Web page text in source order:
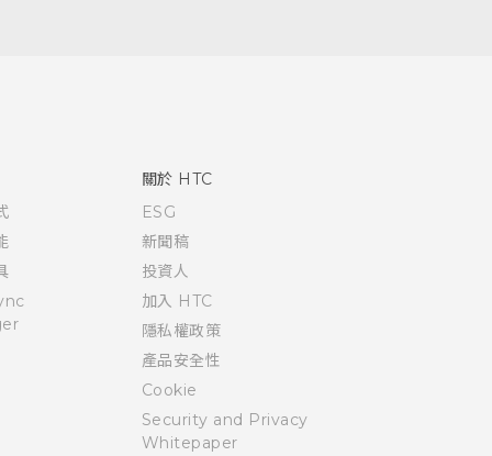
關於 HTC
ESG
新聞稿
投資人
加入 HTC
隱私權政策
產品安全性
Cookie
Security and Privacy
Whitepaper